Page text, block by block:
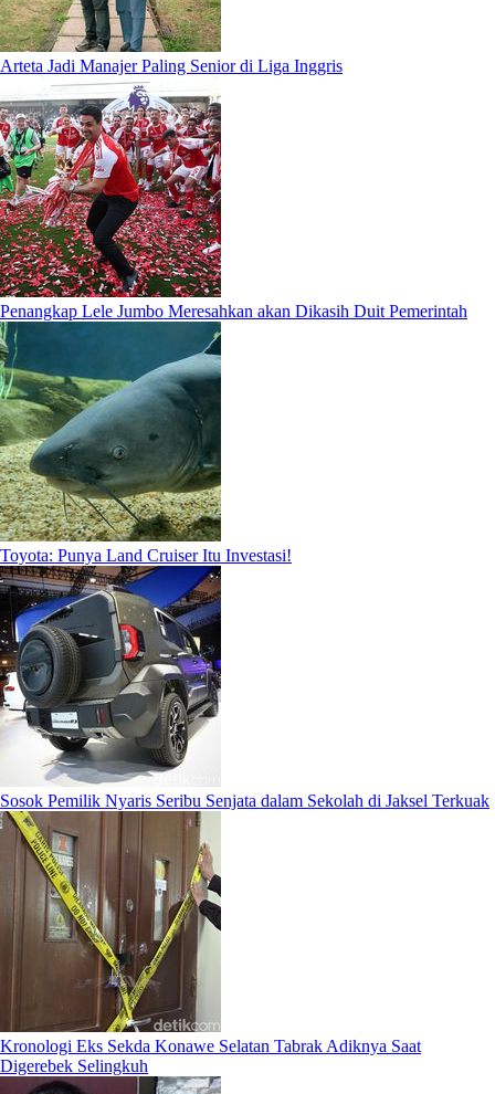
Arteta Jadi Manajer Paling Senior di Liga Inggris
Penangkap Lele Jumbo Meresahkan akan Dikasih Duit Pemerintah
Toyota: Punya Land Cruiser Itu Investasi!
Sosok Pemilik Nyaris Seribu Senjata dalam Sekolah di Jaksel Terkuak
Kronologi Eks Sekda Konawe Selatan Tabrak Adiknya Saat
Digerebek Selingkuh